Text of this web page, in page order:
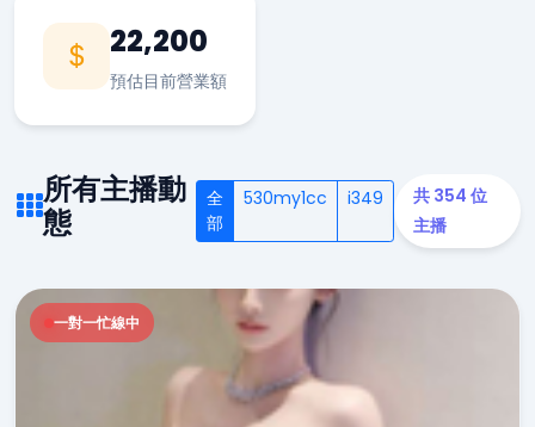
22,200
預估目前營業額
所有主播動
態
全
部
530my1cc i349
共 354 位
主播
一對一忙線中